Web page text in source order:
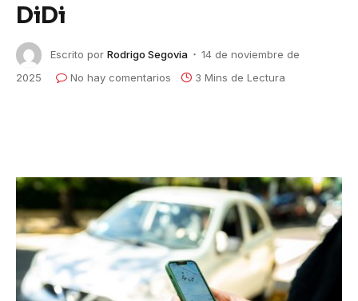
DiDi
Escrito por Rodrigo Segovia
14 de noviembre de
2025
No hay comentarios 3 Mins de Lectura